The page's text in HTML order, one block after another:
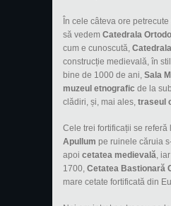
În cele câteva ore
să vedem Catedrala
cum e cunoscută,
construcție medievală, în
bine de 1000 de ani, Sala
muzeul etnografic de la
clădiri, și, mai ales, traseul
Cele trei fortificații se referă
Apullum pe ruinele căruia
apoi cetatea medievală ,
1700, Cetatea Bastionară
mare cetate fortificată din